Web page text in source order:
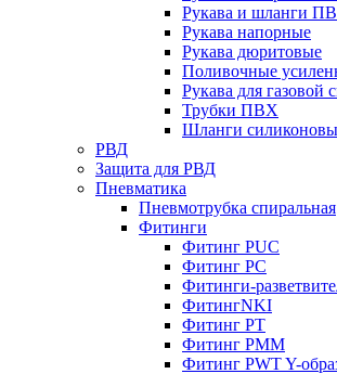
Рукава и шланги
Рукава напорные
Рукава дюритовые
Поливочные
Рукава для газовой
Трубки ПВХ
Шланги
РВД
Защита для РВД
Пневматика
Пневмотрубка спиральная
Фитинги
Фитинг PUC
Фитинг PC
Фитинги-
ФитингNKI
Фитинг РТ
Фитинг РММ
Фитинг РWT Y-